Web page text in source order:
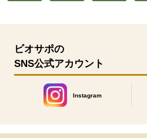
ビオサポの
SNS公式アカウント
Instagram
別のウィンドウで開きます。